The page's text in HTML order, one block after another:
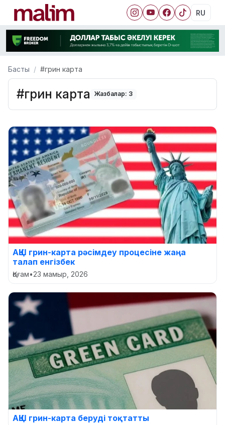
RU
Басты #грин карта
#грин карта Жазбалар: 3
АҚШ грин-карта рәсімдеу процесіне жаңа
талап енгізбек
Қоғам•23 мамыр, 2026
АҚШ грин-карта беруді тоқтатты